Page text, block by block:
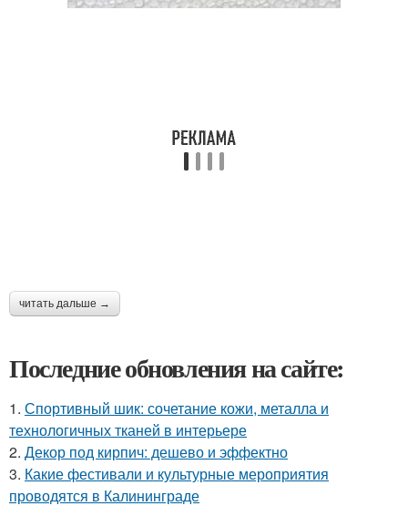
читать дальше →
Последние обновления на сайте:
1. Спортивный шик: сочетание кожи, металла и
технологичных тканей в интерьере
2. Декор под кирпич: дешево и эффектно
3. Какие фестивали и культурные мероприятия
проводятся в Калининграде